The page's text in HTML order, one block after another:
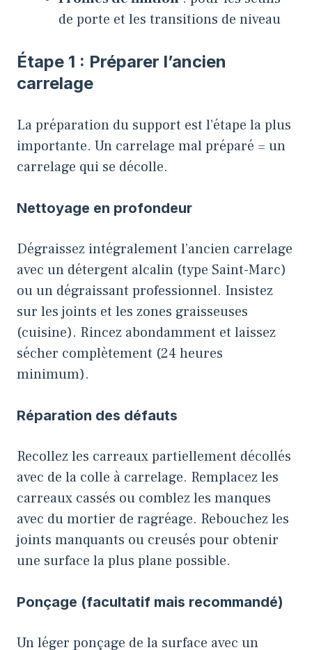
de porte et les transitions de niveau
Étape 1 : Préparer l’ancien
carrelage
La préparation du support est l’étape la plus
importante. Un carrelage mal préparé = un
carrelage qui se décolle.
Nettoyage en profondeur
Dégraissez intégralement l’ancien carrelage
avec un détergent alcalin (type Saint-Marc)
ou un dégraissant professionnel. Insistez
sur les joints et les zones graisseuses
(cuisine). Rincez abondamment et laissez
sécher complètement (24 heures
minimum).
Réparation des défauts
Recollez les carreaux partiellement décollés
avec de la colle à carrelage. Remplacez les
carreaux cassés ou comblez les manques
avec du mortier de ragréage. Rebouchez les
joints manquants ou creusés pour obtenir
une surface la plus plane possible.
Ponçage (facultatif mais recommandé)
Un léger ponçage de la surface avec un